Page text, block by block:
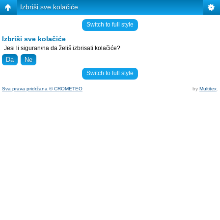
Izbriši sve kolačiće
Switch to full style
Izbriši sve kolačiće
Jesi li siguran/na da želiš izbrisati kolačiće?
Switch to full style
Sva prava pridržana © CROMETEO by Multitex